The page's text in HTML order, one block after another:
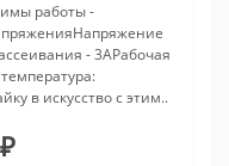
работы -
- 3AРабочая
в искусство с этим..